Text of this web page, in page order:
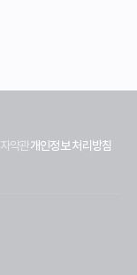
약관개인정보 처리방침